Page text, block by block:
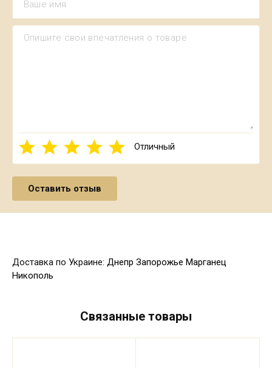
Отличный
Доставка по Украине: Днепр Запорожье Марганец
Никополь
Связанные товары